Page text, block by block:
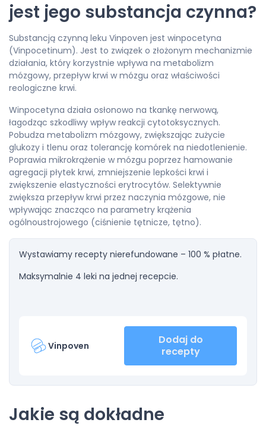
jest jego substancja czynna?
Substancją czynną leku Vinpoven jest winpocetyna
(Vinpocetinum). Jest to związek o złożonym mechanizmie
działania, który korzystnie wpływa na metabolizm
mózgowy, przepływ krwi w mózgu oraz właściwości
reologiczne krwi.
Winpocetyna działa osłonowo na tkankę nerwową,
łagodząc szkodliwy wpływ reakcji cytotoksycznych.
Pobudza metabolizm mózgowy, zwiększając zużycie
glukozy i tlenu oraz tolerancję komórek na niedotlenienie.
Poprawia mikrokrążenie w mózgu poprzez hamowanie
agregacji płytek krwi, zmniejszenie lepkości krwi i
zwiększenie elastyczności erytrocytów. Selektywnie
zwiększa przepływ krwi przez naczynia mózgowe, nie
wpływając znacząco na parametry krążenia
ogólnoustrojowego (ciśnienie tętnicze, tętno).
Wystawiamy recepty nierefundowane – 100 % płatne.
Maksymalnie 4 leki na jednej recepcie.
Vinpoven
Dodaj do
recepty
Jakie są dokładne